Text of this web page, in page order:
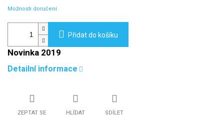
Možnosti doručení
Přidat do košíku
Novinka 2019
Detailní informace
ZEPTAT SE HLÍDAT SDÍLET